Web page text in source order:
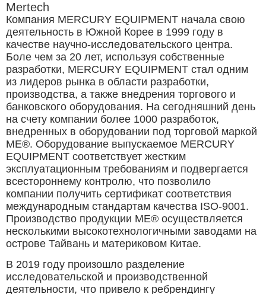
Mertech
Компания MERCURY EQUIPMENT начала свою
деятельность в Южной Корее в 1999 году в
качестве научно-исследовательского центра.
Боле чем за 20 лет, используя собственные
разработки, MERCURY EQUIPMENT стал одним
из лидеров рынка в области разработки,
производства, а также внедрения торгового и
банковского оборудования. На сегодняшний день
на счету компании более 1000 разработок,
внедренных в оборудовании под торговой маркой
ME®. Оборудование выпускаемое MERCURY
EQUIPMENT соответствует жестким
эксплуатационным требованиям и подвергается
всестороннему контролю, что позволило
компании получить сертификат соответствия
международным стандартам качества ISO-9001.
Производство продукции ME® осуществляетcя
несколькими высокотехнологичными заводами на
острове Тайвань и материковом Китае.
В 2019 году произошло разделение
исследовательской и производственной
деятельности, что привело к ребрендингу